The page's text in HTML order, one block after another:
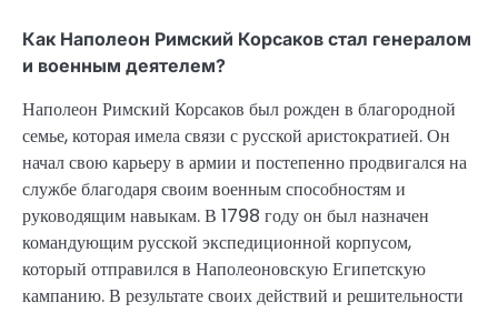
Как Наполеон Римский Корсаков стал генералом
и военным деятелем?
Наполеон Римский Корсаков был рожден в благородной
семье, которая имела связи с русской аристократией. Он
начал свою карьеру в армии и постепенно продвигался на
службе благодаря своим военным способностям и
руководящим навыкам. В 1798 году он был назначен
командующим русской экспедиционной корпусом,
который отправился в Наполеоновскую Египетскую
кампанию. В результате своих действий и решительности